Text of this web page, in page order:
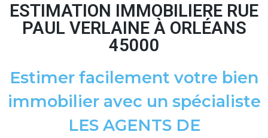
ESTIMATION IMMOBILIERE RUE
PAUL VERLAINE À ORLÉANS
45000
Estimer facilement votre bien
immobilier avec un spécialiste
LES AGENTS DE